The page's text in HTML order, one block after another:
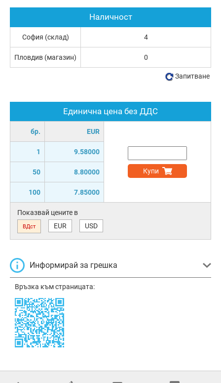
Единична цена без ДДС
бр. EUR
1 9.58000
50 8.80000
100 7.85000
Купи
Показвай цените в
ВДст EUR USD
Информирай за грешка
Връзка към страницата:
Наличност
София (склад) 4
Пловдив (магазин) 0
Запитване